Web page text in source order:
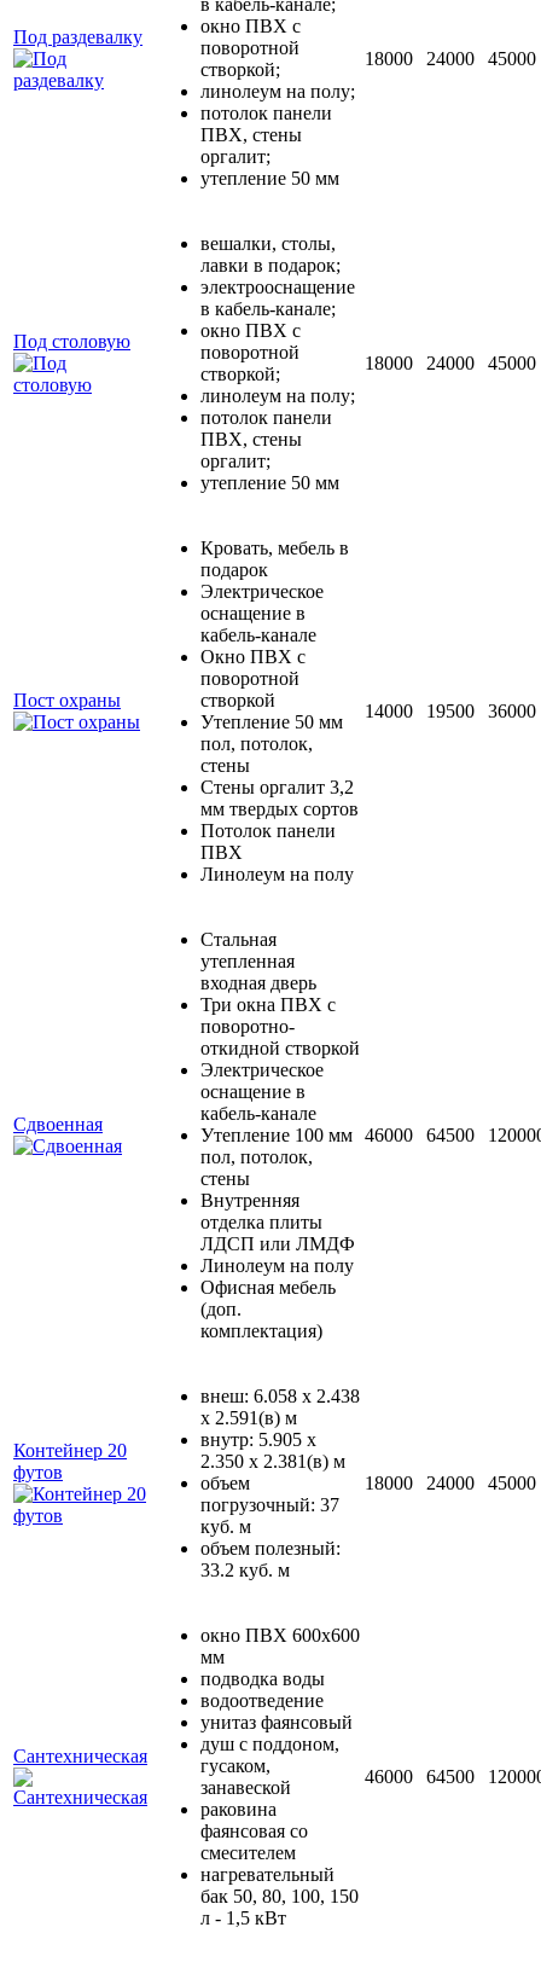
Под раздевалку
в кабель-канале;
окно ПВХ с
поворотной
створкой;
линолеум на полу;
потолок панели
ПВХ, стены
оргалит;
утепление 50 мм
18000 24000 45000
Под столовую
вешалки, столы,
лавки в подарок;
электрооснащение
в кабель-канале;
окно ПВХ с
поворотной
створкой;
линолеум на полу;
потолок панели
ПВХ, стены
оргалит;
утепление 50 мм
18000 24000 45000
Пост охраны
Кровать, мебель в
подарок
Электрическое
оснащение в
кабель-канале
Окно ПВХ с
поворотной
створкой
Утепление 50 мм
пол, потолок,
стены
Стены оргалит 3,2
мм твердых сортов
Потолок панели
ПВХ
Линолеум на полу
14000 19500 36000
Сдвоенная
Стальная
утепленная
входная дверь
Три окна ПВХ с
поворотно-
откидной створкой
Электрическое
оснащение в
кабель-канале
Утепление 100 мм
пол, потолок,
стены
Внутренняя
отделка плиты
ЛДСП или ЛМДФ
Линолеум на полу
Офисная мебель
(доп.
комплектация)
46000 64500
Контейнер 20
футов
внеш: 6.058 х 2.438
х 2.591(в) м
внутр: 5.905 х
2.350 х 2.381(в) м
объем
погрузочный: 37
куб. м
объем полезный:
33.2 куб. м
18000 24000 45000
Сантехническая
окно ПВХ 600х600
мм
подводка воды
водоотведение
унитаз фаянсовый
душ с поддоном,
гусаком,
занавеской
раковина
фаянсовая со
смесителем
нагревательный
бак 50, 80, 100, 150
л - 1,5 кВт
46000 64500